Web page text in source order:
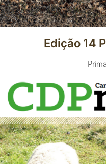
Edição 14